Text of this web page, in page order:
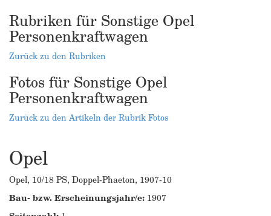
Rubriken für Sonstige Opel
Personenkraftwagen
Zurück zu den Rubriken
Fotos für Sonstige Opel
Personenkraftwagen
Zurück zu den Artikeln der Rubrik Fotos
Opel
Opel, 10/18 PS, Doppel-Phaeton, 1907-10
Bau- bzw. Erscheinungsjahr/e: 1907